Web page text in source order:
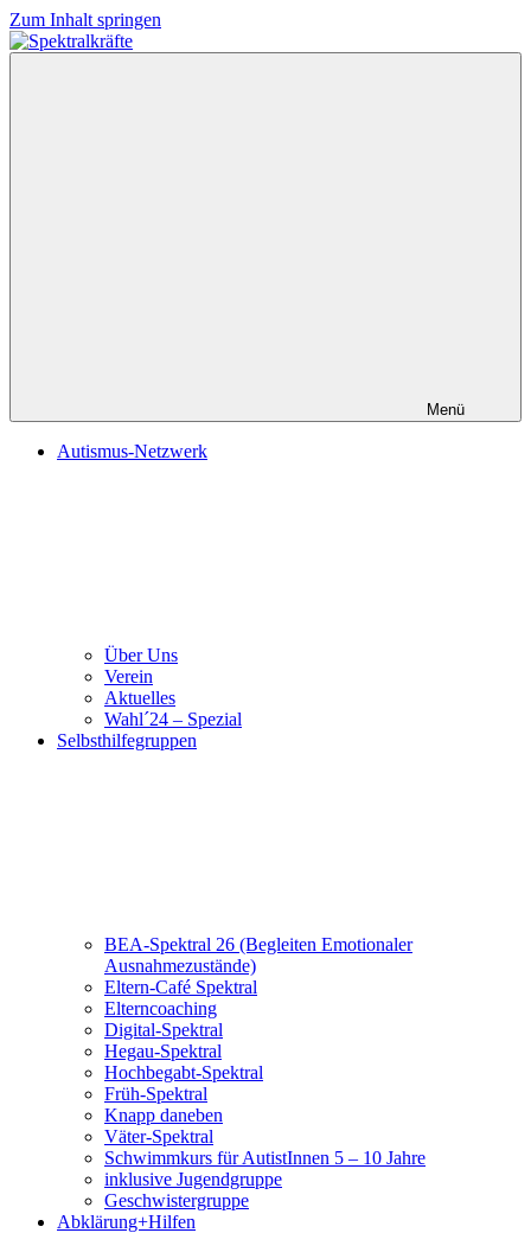
Zum Inhalt springen
Menü
Autismus-Netzwerk
Über Uns
Verein
Aktuelles
Wahl´24 – Spezial
Selbsthilfegruppen
BEA-Spektral 26 (Begleiten Emotionaler
Ausnahmezustände)
Eltern-Café Spektral
Elterncoaching
Digital-Spektral
Hegau-Spektral
Hochbegabt-Spektral
Früh-Spektral
Knapp daneben
Väter-Spektral
Schwimmkurs für AutistInnen 5 – 10 Jahre
inklusive Jugendgruppe
Geschwistergruppe
Abklärung+Hilfen